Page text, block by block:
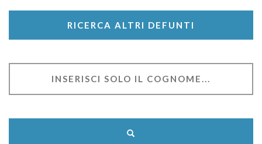
RICERCA ALTRI DEFUNTI